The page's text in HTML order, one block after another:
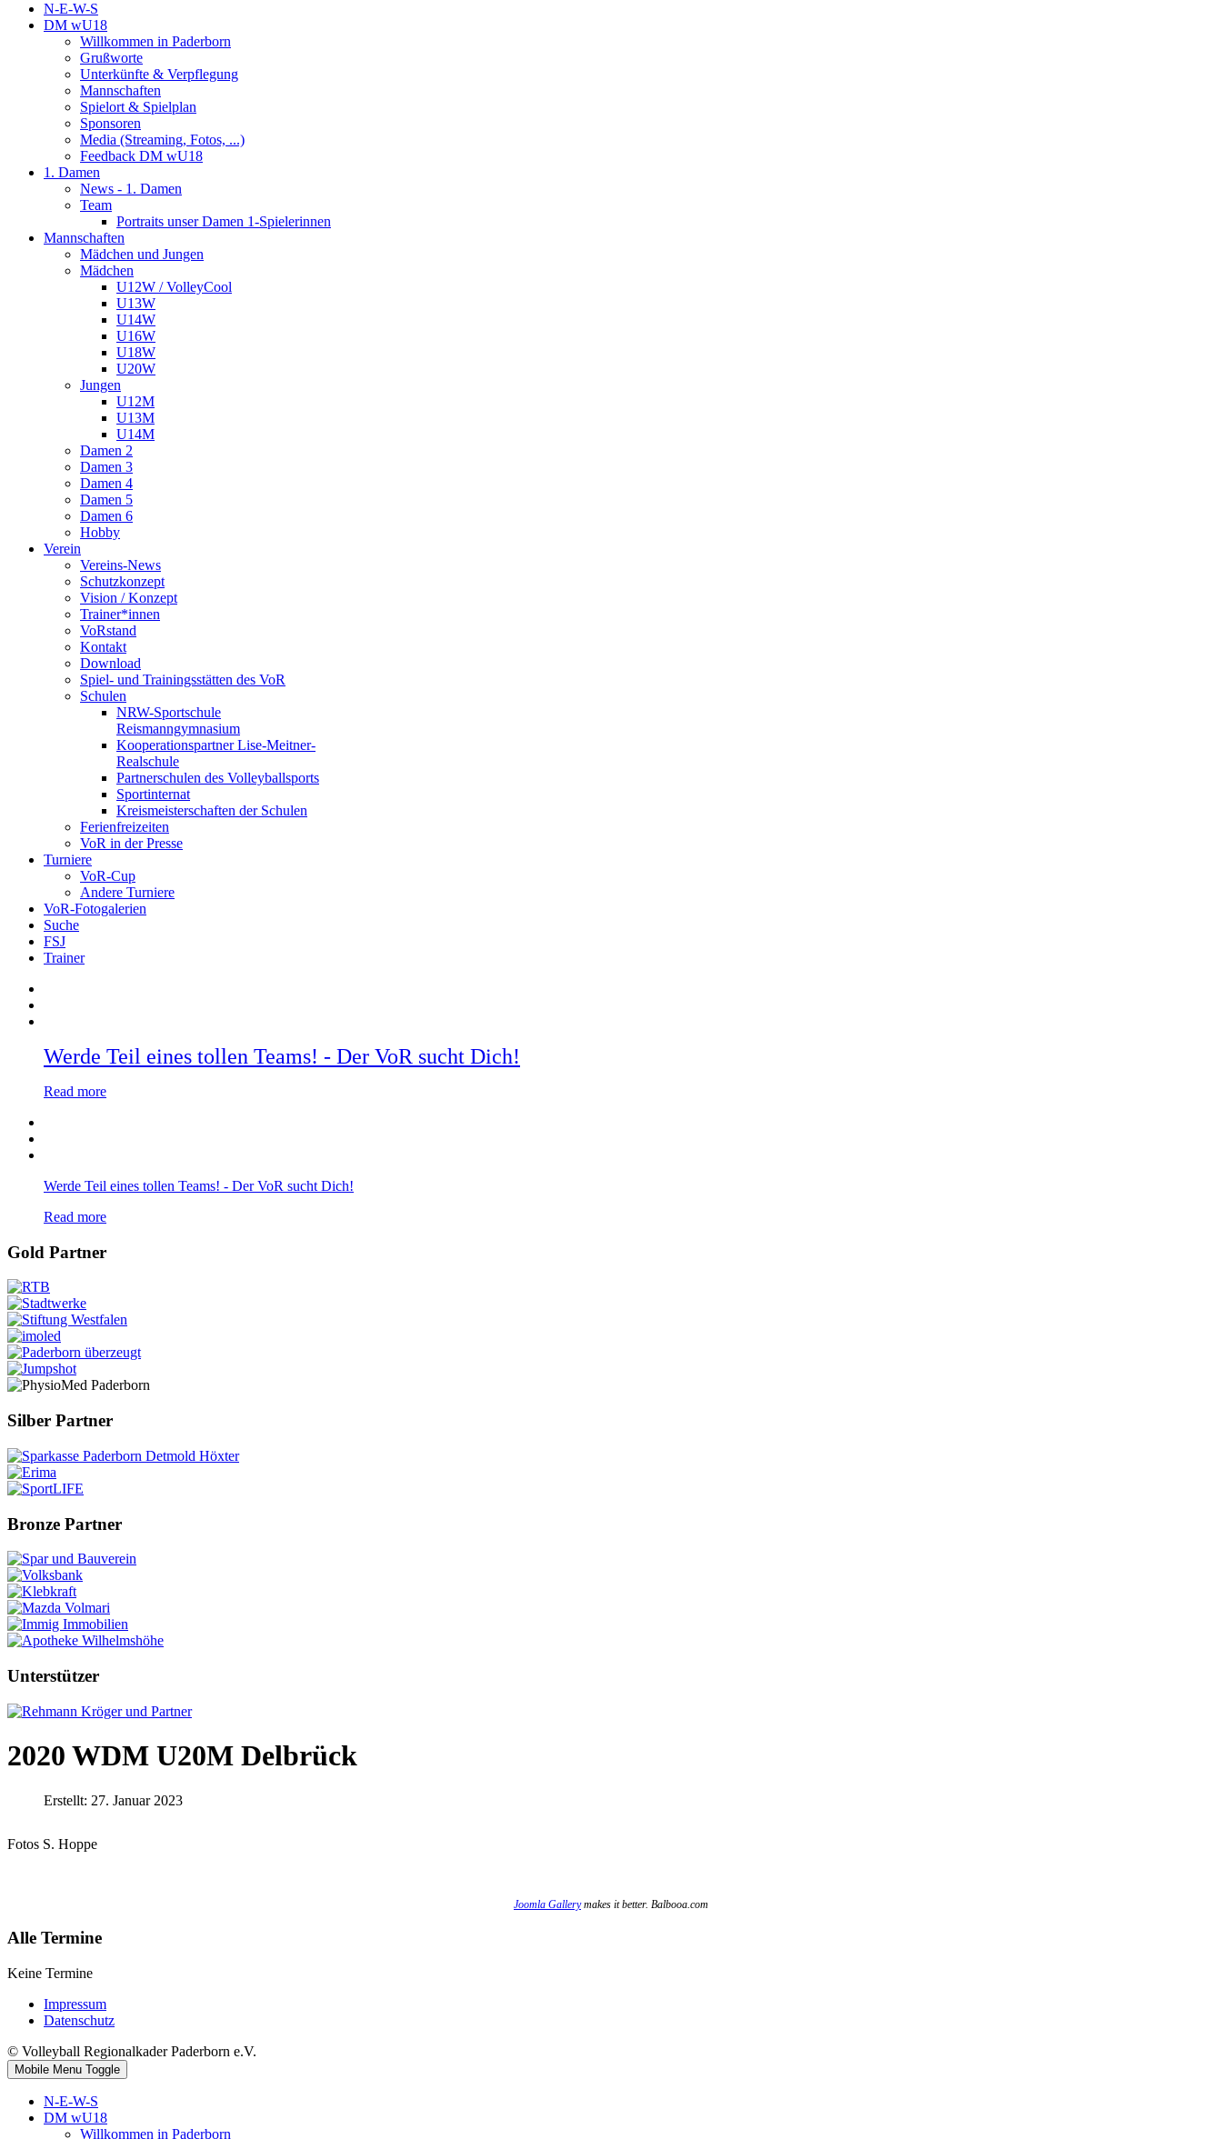
N-E-W-S
DM wU18
Willkommen in Paderborn
Grußworte
Unterkünfte & Verpflegung
Mannschaften
Spielort & Spielplan
Sponsoren
Media (Streaming, Fotos, ...)
Feedback DM wU18
1. Damen
News - 1. Damen
Team
Portraits unser Damen 1-Spielerinnen
Mannschaften
Mädchen und Jungen
Mädchen
U12W / VolleyCool
U13W
U14W
U16W
U18W
U20W
Jungen
U12M
U13M
U14M
Damen 2
Damen 3
Damen 4
Damen 5
Damen 6
Hobby
Verein
Vereins-News
Schutzkonzept
Vision / Konzept
Trainer*innen
VoRstand
Kontakt
Download
Spiel- und Trainingsstätten des VoR
Schulen
NRW-Sportschule
Reismanngymnasium
Kooperationspartner Lise-Meitner-
Realschule
Partnerschulen des Volleyballsports
Sportinternat
Kreismeisterschaften der Schulen
Ferienfreizeiten
VoR in der Presse
Turniere
VoR-Cup
Andere Turniere
VoR-Fotogalerien
Suche
FSJ
Trainer
Werde Teil eines tollen Teams! - Der VoR sucht Dich!
Read more
Werde Teil eines tollen Teams! - Der VoR sucht Dich!
Read more
Gold Partner
Silber Partner
Bronze Partner
Unterstützer
2020 WDM U20M Delbrück
Erstellt: 27. Januar 2023
Fotos S. Hoppe
Joomla Gallerymakes it better. Balbooa.com
Alle Termine
Keine Termine
Impressum
Datenschutz
© Volleyball Regionalkader Paderborn e.V.
Mobile Menu Toggle
N-E-W-S
DM wU18
Willkommen in Paderborn